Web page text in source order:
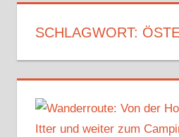
SCHLAGWORT: